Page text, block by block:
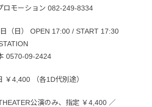
ロモーション 082-249-8334
（日） OPEN 17:00 / START 17:30
0570-09-2424
￥4,400 （各1D代別途）
公演のみ、指定 ￥4,400 ／